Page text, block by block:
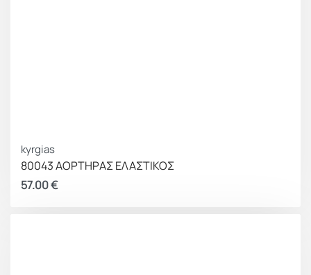
kyrgias
80043 ΑΟΡΤΗΡΑΣ ΕΛΑΣΤΙΚΟΣ
57.00€